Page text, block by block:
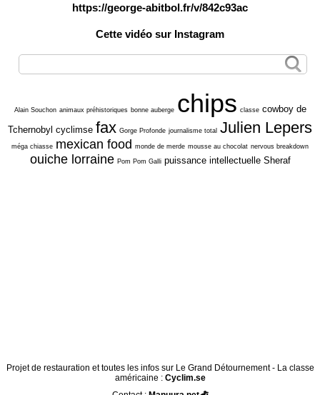
https://george-abitbol.fr/v/842c93ac
Cette vidéo sur Instagram
Alain Souchon animaux préhistoriques bonne auberge chips classe cowboy de
Tchernobyl cyclimse fax Gorge Profonde journalisme total Julien Lepers
méga chiasse mexican food monde de merde mousse au chocolat nervous breakdown
ouiche lorraine Pom Pom Galli puissance intellectuelle Sheraf
Projet de restauration et toutes les infos sur Le Grand Détournement - La classe
américaine : Cyclim.se